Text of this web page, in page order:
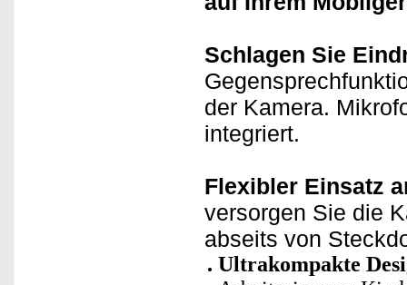
Schlagen Sie
der Kamera.
integriert.
Flexibler Einsatz
versorgen Sie die
abseits von
Ultrakompakte